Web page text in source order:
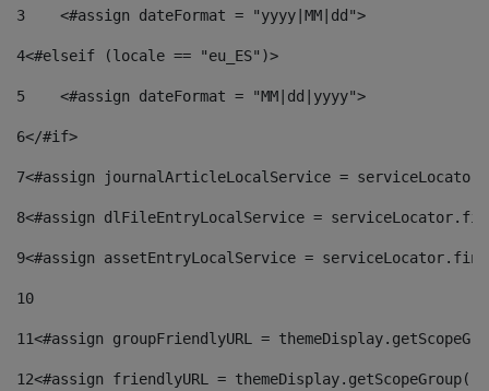
3
    <#assign dateFormat = "yyyy|MM|dd">
4<#elseif (locale == "eu_ES")>
5
    <#assign dateFormat = "MM|dd|yyyy">
6</#if>
7<#assign journalArticleLocalService =
8<#assign dlFileEntryLocalService =
9<#assign assetEntryLocalService =
10
11<#assign groupFriendlyURL =
12<#assign friendlyURL =